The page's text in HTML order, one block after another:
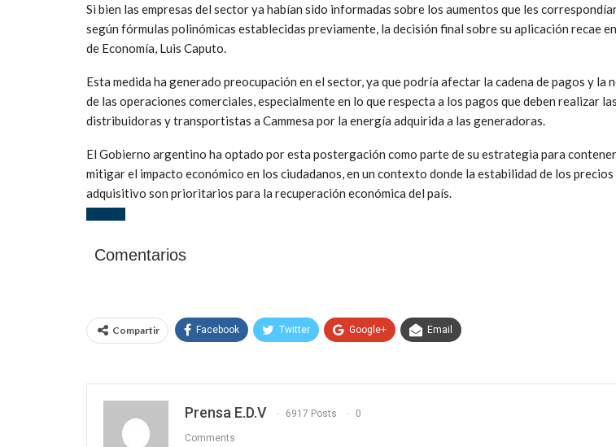
Si bien las empresas del sector ya habían sido informadas sobre los aumentos que les
según fórmulas polinómicas establecidas previamente, la decisión final sobre su aplicación recae
de Economía, Luis Caputo.
Esta medida ha generado preocupación en el sector, ya que podría afectar la cadena de pagos y la
de las operaciones comerciales, especialmente en lo que respecta a los pagos que deben realizar las
distribuidoras y transportistas a Cammesa por la energía adquirida a las generadoras.
El Gobierno argentino ha optado por esta postergación como parte de su estrategia para
mitigar el impacto económico en los ciudadanos, en un contexto donde la estabilidad de los
adquisitivo son prioritarios para la recuperación económica del país.
Comentarios
Compartir Facebook Twitter Google+ Email
Prensa E.D.V 6917 Posts 0
Comments